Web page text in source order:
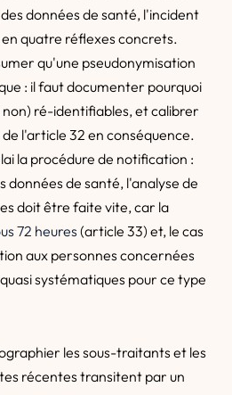
données de santé, l'incident
quatre réflexes concrets.
qu'une pseudonymisation
: il faut documenter pourquoi
ré-identifiables, et calibrer
l'article 32 en conséquence.
la procédure de notification :
de santé, l'analyse de
doit être faite vite, car la
72 heures (article 33) et, le cas
aux personnes concernées
systématiques pour ce type
les sous-traitants et les
récentes transitent par un